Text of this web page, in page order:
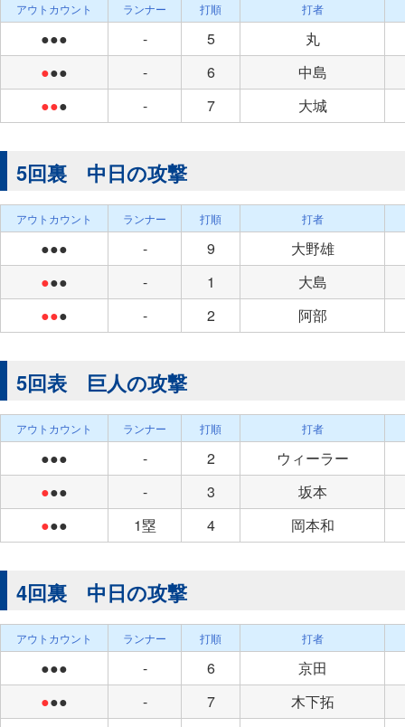
アウトカウント ランナー 打順 打者
●●● - 5
丸
●●● - 6
中島
●●● - 7 大城
5回裏 中日の攻撃
アウトカウント ランナー 打順 打者
●●● - 9
大野雄
●●● - 1
大島
●●● - 2 阿部
5回表 巨人の攻撃
アウトカウント ランナー 打順 打者
●●● - 2
ウィーラー
●●● - 3
坂本
●●● 1塁 4 岡本和
4回裏 中日の攻撃
アウトカウント ランナー 打順 打者
●●● - 6
京田
●●● - 7
木下拓